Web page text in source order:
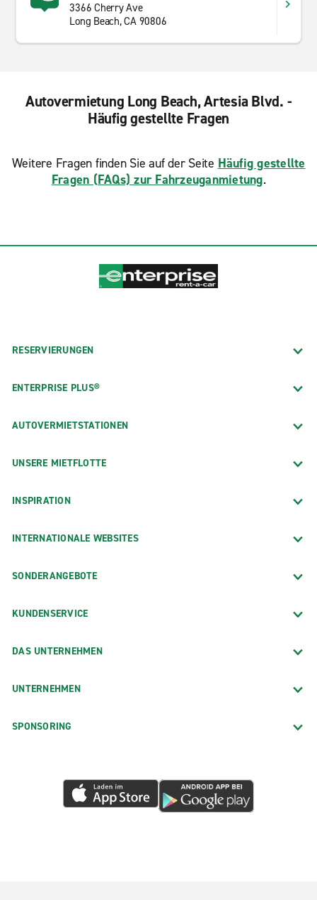
3366 Cherry Ave
Long Beach, CA 90806
Autovermietung Long Beach, Artesia Blvd. -
Häufig gestellte Fragen
Weitere Fragen finden Sie auf der Seite Häufig gestellte
Fragen (FAQs) zur Fahrzeuganmietung.
RESERVIERUNGEN
ENTERPRISE PLUS®
AUTOVERMIETSTATIONEN
UNSERE MIETFLOTTE
INSPIRATION
INTERNATIONALE WEBSITES
SONDERANGEBOTE
KUNDENSERVICE
DAS UNTERNEHMEN
UNTERNEHMEN
SPONSORING